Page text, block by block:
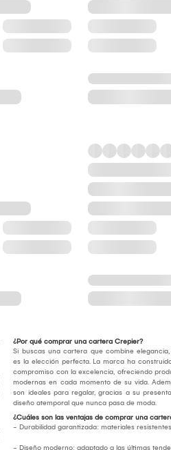
¿Por qué comprar una cartera Crepier?
Si buscas una cartera que combine
es la elección perfecta. La marca ha
compromiso con la excelencia, ofreciendo
modernas en cada momento de su vida.
son ideales para regalar, gracias a su
diseño atemporal que nunca pasa de moda.
¿Cuáles son las ventajas de comprar una
- Durabilidad garantizada: materiales
- Diseño moderno: adaptado a las últimas